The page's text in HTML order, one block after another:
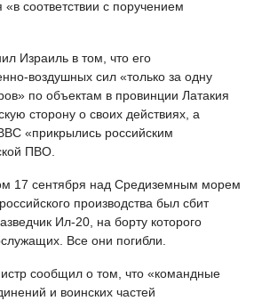
соответствии с поручением
Израиль в том, что его
воздушных сил «только за одну
по объектам в провинции Латакия
сторону о своих действиях, а
«прикрылись российским
ПВО.
17 сентября над Средиземным морем
производства был сбит
Ил-20, на борту которого
Все они погибли.
сообщил о том, что «командные
и воинских частей